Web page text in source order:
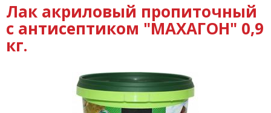
Лак акриловый пропиточный
с антисептиком "МАХАГОН" 0,9
кг.